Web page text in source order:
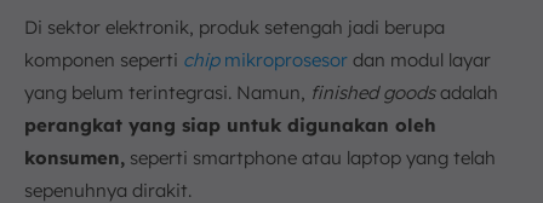
Di sektor elektronik, produk setengah jadi berupa
komponen seperti chipmikroprosesor dan modul layar
yang belum terintegrasi. Namun, finished goodsadalah
perangkat yang siap untuk digunakan oleh
konsumen, seperti smartphone atau laptop yang telah
sepenuhnya dirakit.